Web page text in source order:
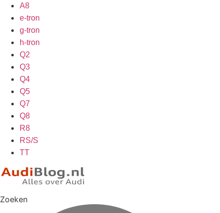
A8
e-tron
g-tron
h-tron
Q2
Q3
Q4
Q5
Q7
Q8
R8
RS/S
TT
Zoeken